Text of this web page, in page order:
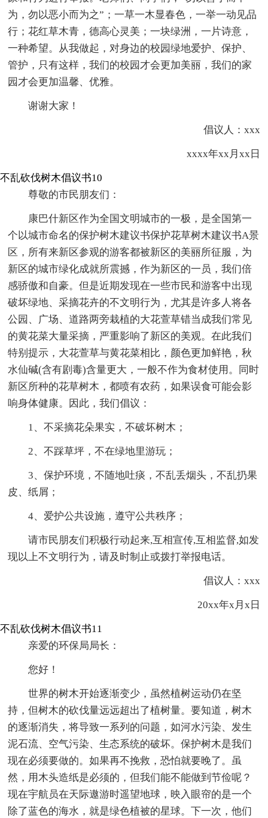
为，勿以恶小而为之”；一草一木显春色，一举一动见品
行；花红草木青，德高心灵美；一块绿洲，一片诗意，
一种希望。从我做起，对身边的校园绿地爱护、保护、
管护，只有这样，我们的校园才会更加美丽，我们的家
园才会更加温馨、优雅。
谢谢大家！
倡议人：xxx
xxxx年xx月xx日
不乱砍伐树木倡议书10
尊敬的市民朋友们：
康巴什新区作为全国文明城市的一极，是全国第一
个以城市命名的保护树木建议书保护花草树木建议书A景
区，所有来新区参观的游客都被新区的美丽所征服，为
新区的城市绿化成就所震撼，作为新区的一员，我们倍
感骄傲和自豪。但是近期发现在一些市民和游客中出现
破坏绿地、采摘花卉的不文明行为，尤其是许多人将各
公园、广场、道路两旁栽植的大花萱草错当成我们常见
的黄花菜大量采摘，严重影响了新区的美观。在此我们
特别提示，大花萱草与黄花菜相比，颜色更加鲜艳，秋
水仙碱(含有剧毒)含量更大，一般不作为食材使用。同时
新区所种的花草树木，都喷有农药，如果误食可能会影
响身体健康。因此，我们倡议：
1、不采摘花朵果实，不破坏树木；
2、不踩草坪，不在绿地里游玩；
3、保护环境，不随地吐痰，不乱丢烟头，不乱扔果
皮、纸屑；
4、爱护公共设施，遵守公共秩序；
请市民朋友们积极行动起来,互相宣传,互相监督,如发
现以上不文明行为，请及时制止或拨打举报电话。
倡议人：xxx
20xx年x月x日
不乱砍伐树木倡议书11
亲爱的环保局局长：
您好！
世界的树木开始逐渐变少，虽然植树运动仍在坚
持，但树木的砍伐量远远超出了植树量。要知道，树木
的逐渐消失，将导致一系列的问题，如河水污染、发生
泥石流、空气污染、生态系统的破坏。保护树木是我们
现在必须要做的。如果再不挽救，恐怕就要晚了。虽
然，用木头造纸是必须的，但我们能不能做到节俭呢？
现在宇航员在天际遨游时遥望地球，映入眼帘的是一个
除了蓝色的海水，就是绿色植被的星球。下一次，他们